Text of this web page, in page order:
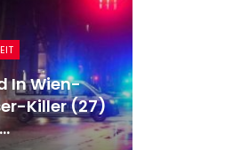
KULTUR
Mythen: Der Junge
Beckmann Zeigt…